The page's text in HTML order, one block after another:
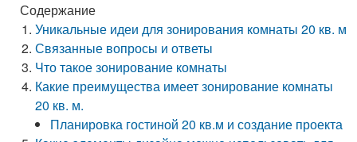
Содержание
Уникальные идеи для зонирования комнаты 20 кв. м
Связанные вопросы и ответы
Что такое зонирование комнаты
Какие преимущества имеет зонирование комнаты
20 кв. м.
Планировка гостиной 20 кв.м и создание проекта